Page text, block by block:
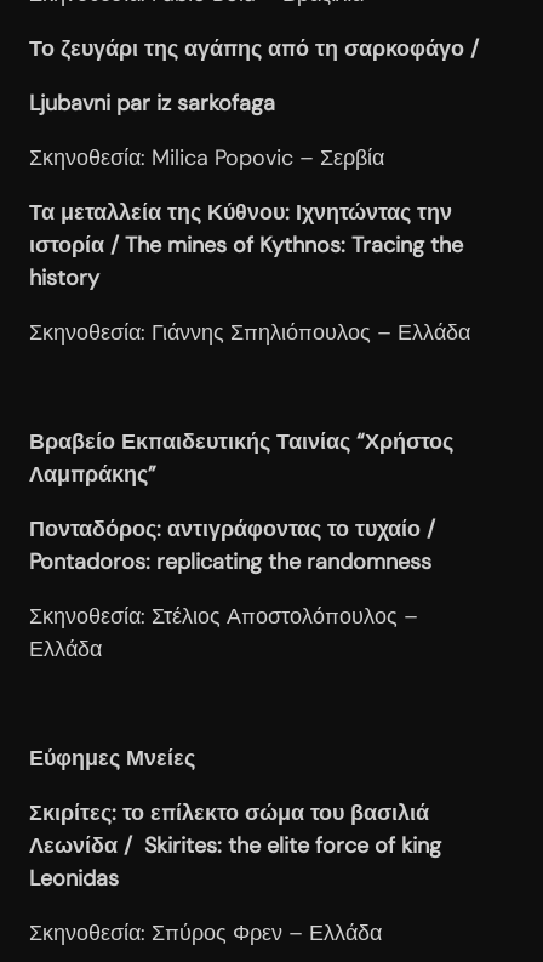
Το ζευγάρι της αγάπης από τη σαρκοφάγο /
Ljubavni par iz sarkofaga
Σκηνοθεσία: Milica Popovic – Σερβία
Τα μεταλλεία της Κύθνου: Ιχνητώντας την
ιστορία / Themines ofKythnos: Tracingthe
history
Σκηνοθεσία: Γιάννης Σπηλιόπουλος – Ελλάδα
Βραβείο Εκπαιδευτικής Ταινίας “Χρήστος
Λαμπράκης”
Πονταδόρος: αντιγράφοντας το τυχαίο /
Pontadoros: replicatingtherandomness
Σκηνοθεσία: Στέλιος Αποστολόπουλος –
Ελλάδα
Εύφημες Μνείες
Σκιρίτες: το επίλεκτο σώμα του βασιλιά
Λεωνίδα / Skirites: theeliteforceofking
Leonidas
Σκηνοθεσία: Σπύρος Φρεν – Ελλάδα